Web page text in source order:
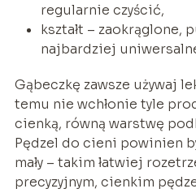
regularnie czyścić,
kształt – zaokrąglone,
najbardziej
Gąbeczkę zawsze używaj
temu nie wchłonie tyle
cienką, równą warstwę
Pędzel do cieni powinien
mały – takim łatwiej
precyzyjnym, cienkim